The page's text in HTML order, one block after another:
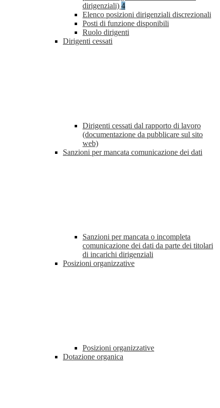
dirigenziali) 4
Elenco posizioni dirigenziali discrezionali
Posti di funzione disponibili
Ruolo dirigenti
Dirigenti cessati
Dirigenti cessati dal rapporto di lavoro
(documentazione da pubblicare sul sito
web)
Sanzioni per mancata comunicazione dei dati
Sanzioni per mancata o incompleta
comunicazione dei dati da parte dei titolari
di incarichi dirigenziali
Posizioni organizzative
Posizioni organizzative
Dotazione organica